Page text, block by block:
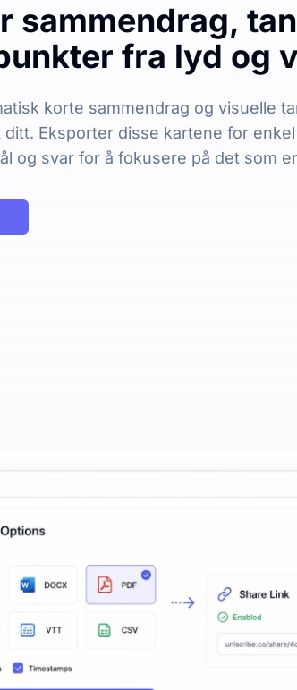
sammendrag,
fra lyd og
korte sammendrag og visuelle
Eksporter disse kartene for
og svar for å fokusere på det som